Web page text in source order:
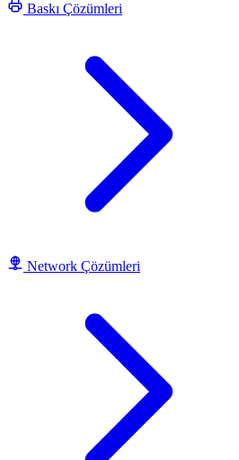
Baskı Çözümleri
Network Çözümleri